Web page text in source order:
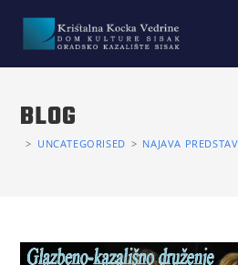
BLOG
> UNCATEGORISED > NAJAVA